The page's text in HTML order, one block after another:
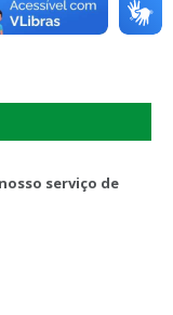
serviço de